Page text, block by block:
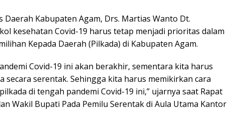
Daerah Kabupaten Agam, Drs. Martias Wanto Dt.
kesehatan Covid-19 harus tetap menjadi prioritas dalam
Kepada Daerah (Pilkada) di Kabupaten Agam.
Covid-19 ini akan berakhir, sementara kita harus
secara serentak. Sehingga kita harus memikirkan cara
di tengah pandemi Covid-19 ini,” ujarnya saat Rapat
Wakil Bupati Pada Pemilu Serentak di Aula Utama Kantor